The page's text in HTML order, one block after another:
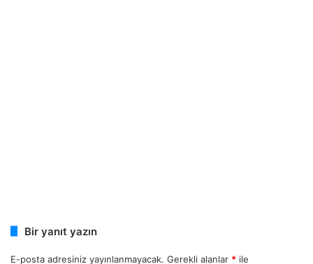
Bir yanıt yazın
E-posta adresiniz yayınlanmayacak. Gerekli alanlar * ile